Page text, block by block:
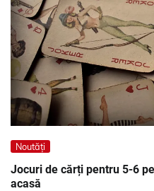
Noutăți
Jocuri de cărți pentru 5-6
acasă